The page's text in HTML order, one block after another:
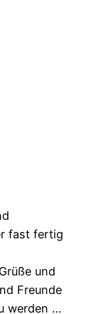
fast fertig
und
Freunde
werden …